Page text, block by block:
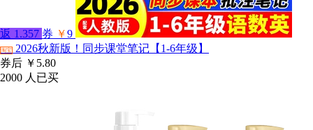
返 1.357 券 ￥9
淘宝
2026秋新版！同步课堂笔记【1-6年级】
券后 ￥5.80
2000 人已买